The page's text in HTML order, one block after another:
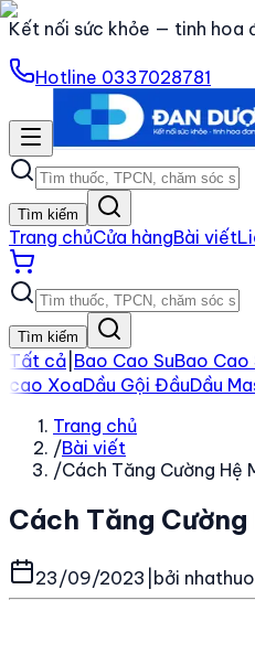
Kết nối sức khỏe — tinh hoa
Hotline 0337028781
Tìm kiếm
Trang chủCửa hàngBài viết
Tìm kiếm
Tất cả Bao Cao SuBao Cao
cao XoaDầu Gội ĐầuDầu
Trang chủ
/Bài viết
/Cách Tăng Cường Hệ
Cách Tăng
23/09/2023 bởi